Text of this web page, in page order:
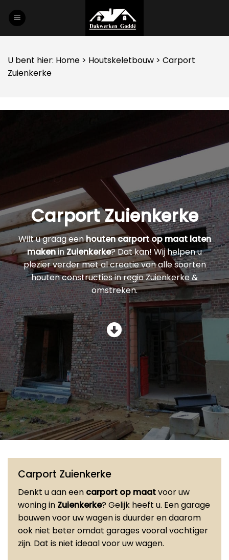
U bent hier: Home > Houtskeletbouw > Carport
Zuienkerke
Carport Zuienkerke
Wilt u graag eenhouten carport op maat laten
makenin Zuienkerke? Dat kan! Wij helpen u
plezier verder met al creatie van alle soorten
houten constructies in regio Zuienkerke &
omstreken.
Carport Zuienkerke
Denkt u aan een carport op maatvoor uw
woning in Zuienkerke? Gelijk heeft u. Een garage
bouwen voor uw wagen is duurder en daarom
ook niet beter omdat garages vooral vochtiger
zijn. Dat is niet ideaal voor uw wagen.